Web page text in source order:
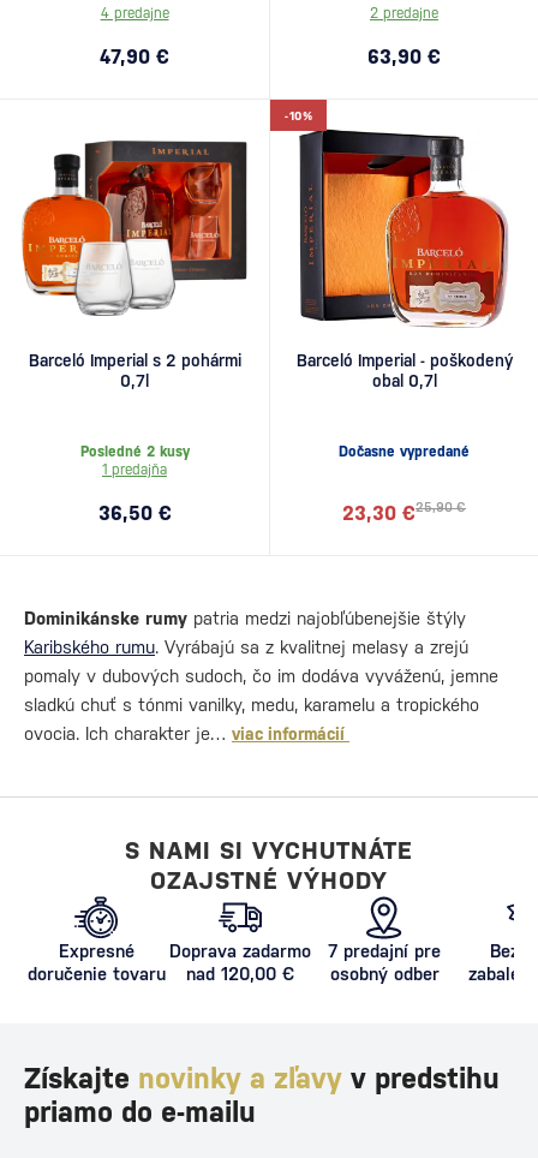
4 predajne
47,90 €
2 predajne
63,90 €
Barceló Imperial s 2 pohármi
0,7l
Posledné 2 kusy
1 predajňa
36,50 €
-10%
Barceló Imperial - poškodený
obal 0,7l
Dočasne vypredané
25,90 €
23,30 €
Dominikánske rumy patria medzi najobľúbenejšie štýly
Karibského rumu. Vyrábajú sa z kvalitnej melasy a zrejú
pomaly v dubových sudoch, čo im dodáva vyváženú, jemne
sladkú chuť s tónmi vanilky, medu, karamelu a tropického
ovocia. Ich charakter je… viac informácií
S NAMI SI VYCHUTNÁTE
OZAJSTNÉ VÝHODY
Expresné
doručenie tovaru
Doprava zadarmo
nad 120,00 €
7 predajní pre
osobný odber
Získajte novinky a zľavy v predstihu
priamo do e-mailu